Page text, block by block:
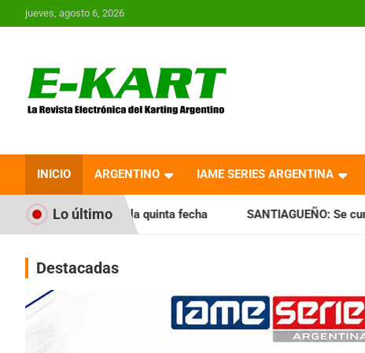
Saltar
al
jueves, agosto 6, 2026
Revista Electrónica del
Karting en Argentina
INICIO ARGENTINO IAME SERIES ARGENTINA
Lo último
la quinta fecha SANTIAGUEÑO: Se cumplió con la quinta
Destacadas